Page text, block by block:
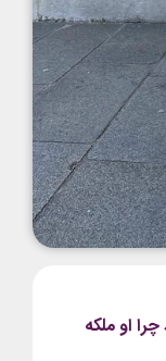
او ملکه